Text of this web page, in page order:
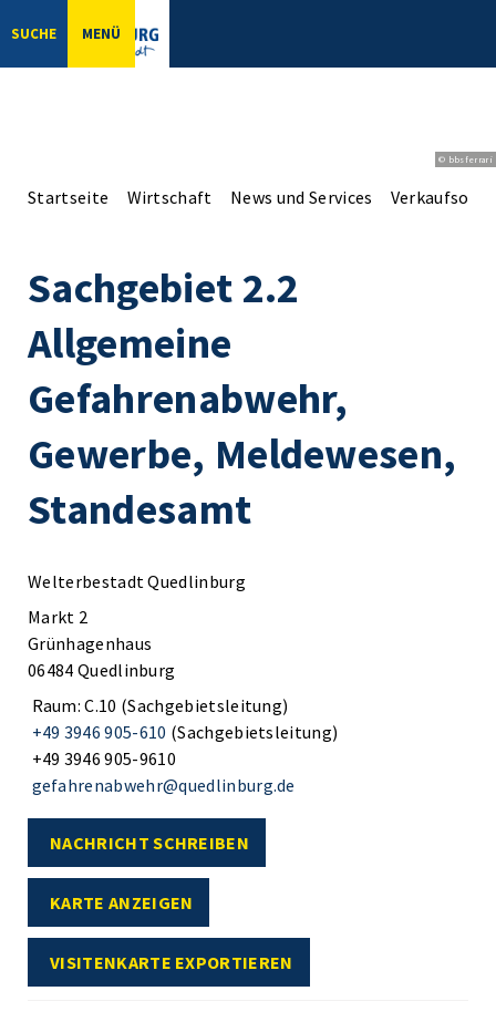
SUCHE MENÜ
© bbsferrari
Startseite Wirtschaft News und Services
Sachgebiet 2.2
Allgemeine
Gefahrenabwehr,
Gewerbe, Meldewesen,
Standesamt
Welterbestadt Quedlinburg
Markt 2
Grünhagenhaus
06484 Quedlinburg
Raum: C.10 (Sachgebietsleitung)
+49 3946 905-610 (Sachgebietsleitung)
+49 3946 905-9610
gefahrenabwehr@quedlinburg.de
NACHRICHT SCHREIBEN
KARTE ANZEIGEN
VISITENKARTE EXPORTIEREN